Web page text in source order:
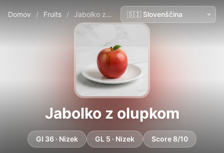
Domov / Fruits / Jabolko z olupkom
Jabolko z olupkom
GI 36 · Nizek GL 5 · Nizek Score 8/10